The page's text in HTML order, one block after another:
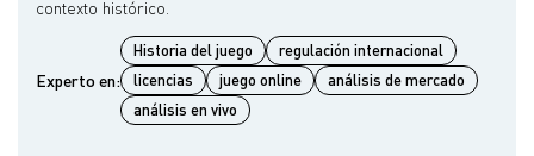
Experto en:
Historia del juego
regulación internacional
licencias
juego online
análisis de mercado
análisis en vivo